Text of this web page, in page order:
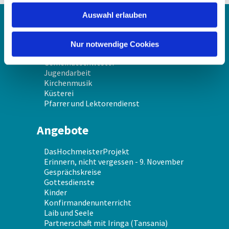
w
Auswahl erlauben
Nur notwendige Cookies
Über uns
Gemeindeschwester
Jugendarbeit
Kirchenmusik
Küsterei
Pfarrer und Lektorendienst
Angebote
DasHochmeisterProjekt
Erinnern, nicht vergessen - 9. November
Gesprächskreise
Gottesdienste
Kinder
Konfirmandenunterricht
Laib und Seele
Partnerschaft mit Iringa (Tansania)